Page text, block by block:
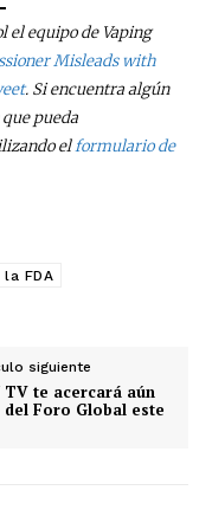
el equipo de Vaping
Misleads with
. Si encuentra algún
pueda
elformulario de
FDA
siguiente
TV te acercará aún
del Foro Global este